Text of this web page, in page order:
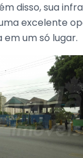
disso, sua
excelente
um só lugar.